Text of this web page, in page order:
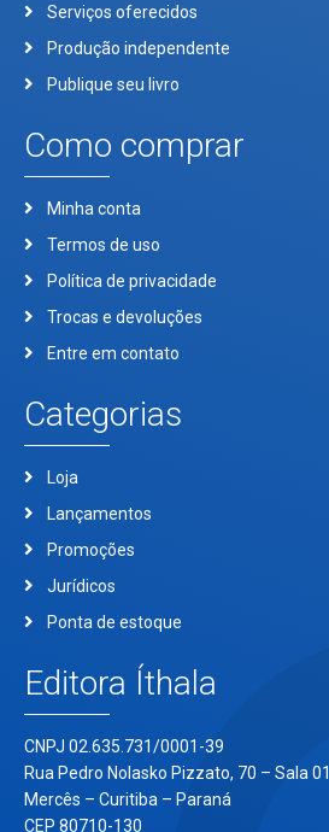
Serviços oferecidos
Produção independente
Publique seu livro
Como comprar
Minha conta
Termos de uso
Política de privacidade
Trocas e devoluções
Entre em contato
Categorias
Loja
Lançamentos
Promoções
Jurídicos
Ponta de estoque
Editora Íthala
CNPJ 02.635.731/0001-39
Rua Pedro Nolasko Pizzato, 70 – Sala 01
Mercês – Curitiba – Paraná
CEP 80710-130